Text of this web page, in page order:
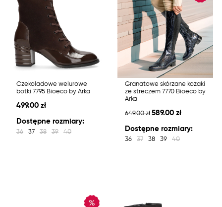
Czekoladowe welurowe
botki 7795 Bioeco by Arka
499.00 zł
Dostępne rozmiary:
36 37 38 39 40
Granatowe skórzane kozaki
ze streczem 7770 Bioeco by
Arka
649.00 zł 589.00 zł
Dostępne rozmiary:
36 37 38 39 40